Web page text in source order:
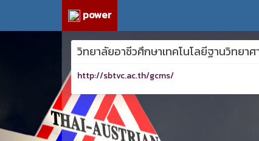
power
วิทยาลัยอาชีวศึกษาเทคโนโลยีฐานวิทยา
http://sbtvc.ac.th/gcms/